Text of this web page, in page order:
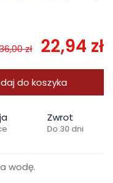
zł 22,94 zł
do koszyka
Zwrot
Do 30 dni
wodę.